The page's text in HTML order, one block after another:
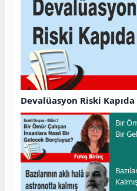
Devalüasyon Riski Kapıda
Bir
Bir